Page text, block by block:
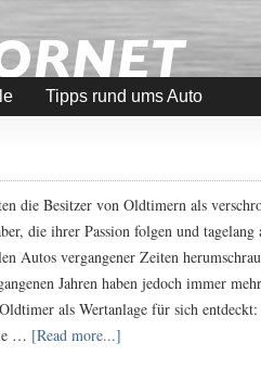
Tipps rund ums Auto
die Besitzer von Oldtimern als
die ihrer Passion folgen und tagelang
Autos vergangener Zeiten
Jahren haben jedoch immer mehr
als Wertanlage für sich
… [Read more...]